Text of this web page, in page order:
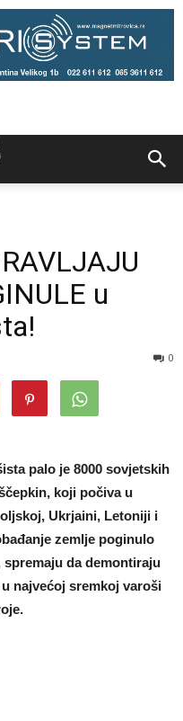
u
0
palo je 8000 sovjetskih
koji počiva u
Ukrjaini, Letoniji i
zemlje poginulo
spremaju da demontiraju
najvećoj sremkoj varoši